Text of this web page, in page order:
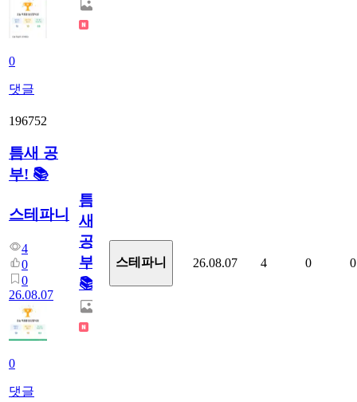
0
댓글
196752
틈새 공
부! 📚
스테파니
4
0
0
26.08.07
0
댓글
틈
새
공
부!
📚
스테파니 26.08.07 4 0 0